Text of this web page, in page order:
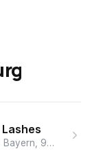
Raiffeisenstraße 6, Kollnburg, Bayern, 94262, Germany